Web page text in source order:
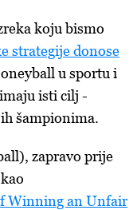
koju bismo
strategijedonose
u sportu i
imaju isti cilj -
šampionima.
zapravo prije
Winning an Unfair